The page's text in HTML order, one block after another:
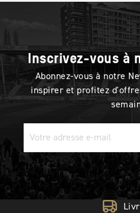
Inscrivez-vous à
Abonnez-vous à notre
inspirer et profitez